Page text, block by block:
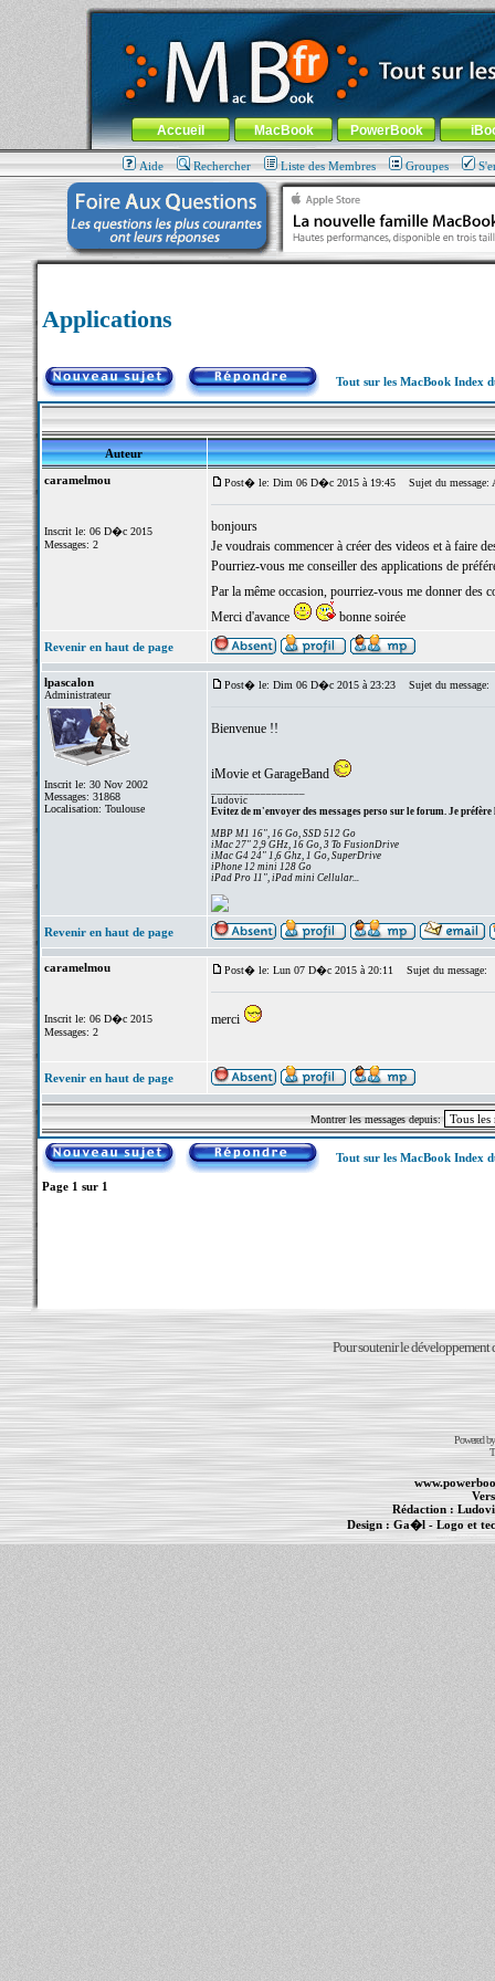
MacBook-fr.com : 100% Apple... 100% nomade !
Aller au contenu-Aller au menu général-Aller au menu de
Menu général
Accueil MacBook PowerBook
Aide Rechercher Liste des Membres Groupes
Applications
Tout sur les MacBook Index
Auteur
caramelmou
Inscrit le: 06 D�c 2015
Messages: 2
Post� le: Dim 06 D�c 2015 à 19:45 Sujet du message:
bonjours
Je voudrais commencer à créer des videos et à faire
Pourriez-vous me conseiller des applications de
Par la même occasion, pourriez-vous me donner des
Merci d'avance
bonne soirée
Revenir en haut de page
lpascalon
Administrateur
Inscrit le: 30 Nov 2002
Messages: 31868
Localisation: Toulouse
Post� le: Dim 06 D�c 2015 à 23:23 Sujet du message:
Bienvenue !!
iMovie et GarageBand
Ludovic
Evitez de m'envoyer des messages perso sur le forum. Je préfère
MBP M1 16", 16 Go, SSD 512 Go
iMac 27" 2,9 GHz, 16 Go, 3 To FusionDrive
iMac G4 24" 1,6 Ghz, 1 Go, SuperDrive
iPhone 12 mini 128 Go
iPad Pro 11", iPad mini Cellular...
Revenir en haut de page
caramelmou
Inscrit le: 06 D�c 2015
Messages: 2
Post� le: Lun 07 D�c 2015 à 20:11 Sujet du message:
merci
Revenir en haut de page
Montrer les messages depuis:
Tout sur les MacBook Index
Page 1 sur 1
Pour soutenir le développement
Powered
Rédaction :
Design :Ga�l- Logo et
Informations : MacBook Pro-